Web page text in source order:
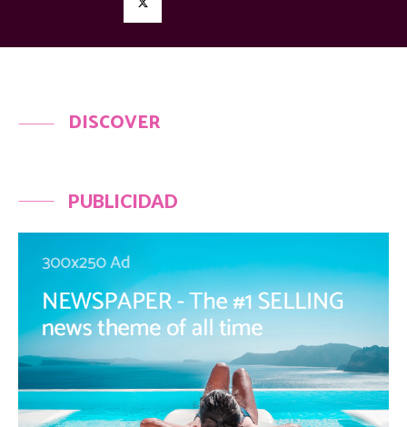
DISCOVER
PUBLICIDAD